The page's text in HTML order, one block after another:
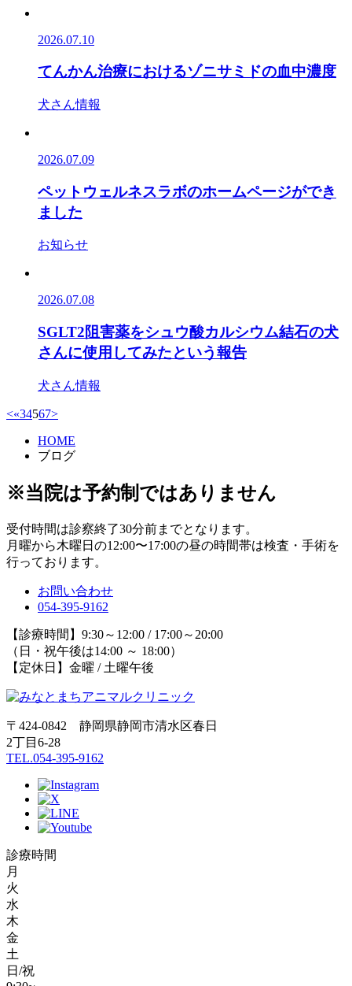
2026.07.10
てんかん治療におけるゾニサミドの血中濃度
犬さん情報
2026.07.09
ペットウェルネスラボのホームページができ
ました
お知らせ
2026.07.08
SGLT2阻害薬をシュウ酸カルシウム結石の犬
さんに使用してみたという報告
犬さん情報
<«34567>
HOME
ブログ
※当院は予約制ではありません
受付時間は診察終了30分前までとなります。
月曜から木曜日の12:00〜17:00の昼の時間帯は検査・手術を
行っております。
お問い合わせ
054-395-9162
【診療時間】9:30～12:00 / 17:00～20:00
（日・祝午後は14:00 ～ 18:00）
【定休日】金曜 / 土曜午後
〒424-0842 静岡県静岡市清水区春日
2丁目6-28
TEL.054-395-9162
診療時間
月
火
水
木
金
土
日/祝